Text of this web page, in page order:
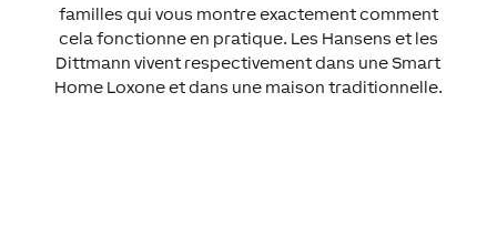
familles qui vous montre exactement comment
cela fonctionne en pratique. Les Hansens et les
Dittmann vivent respectivement dans une Smart
Home Loxone et dans une maison traditionnelle.